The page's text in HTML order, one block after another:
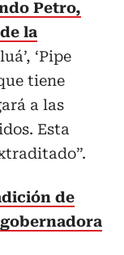
Petro,
la
‘Pipe
tiene
a las
Esta
de